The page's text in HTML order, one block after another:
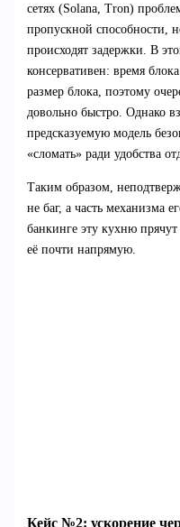
сетях (Solana, Tron)
пропускной способности,
происходят задержки. В
консервативен: время
размер блока, поэтому
довольно быстро. Однако
предсказуемую модель
«сломать» ради удобства
Таким образом,
не баг, а часть механизма
банкинге эту кухню
её почти напрямую.
Кейс №2: ускорение